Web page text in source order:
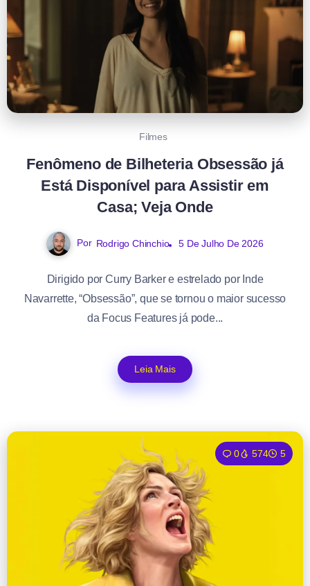
Filmes
Fenômeno de Bilheteria Obsessão já
Está Disponível para Assistir em
Casa; Veja Onde
Por Rodrigo Chinchio 5 De Julho De 2026
Dirigido por Curry Barker e estrelado por Inde
Navarrette, “Obsessão”, que se tornou o maior sucesso
da Focus Features já pode...
Leia Mais
0 574 5